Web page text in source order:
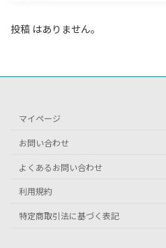
投稿 はありません。
マイページ
お問い合わせ
よくあるお問い合わせ
利用規約
特定商取引法に基づく表記